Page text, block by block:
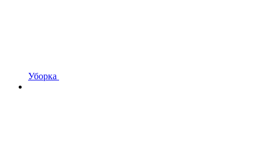
Уборка